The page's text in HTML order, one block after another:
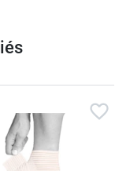
dans
avec et sans